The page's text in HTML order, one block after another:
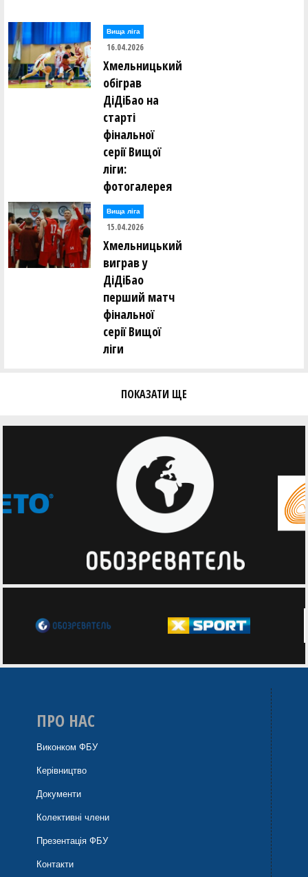
Вища лiга
16.04.2026
Хмельницький
обіграв
ДіДіБао на
старті
фінальної
серії Вищої
ліги:
фотогалерея
Вища лiга
15.04.2026
Хмельницький
виграв у
ДіДіБао
перший матч
фінальної
серії Вищої
ліги
ПОКАЗАТИ ЩЕ
ПРО НАС
Виконком ФБУ
Керівництво
Документи
Колективні члени
Презентація ФБУ
Контакти